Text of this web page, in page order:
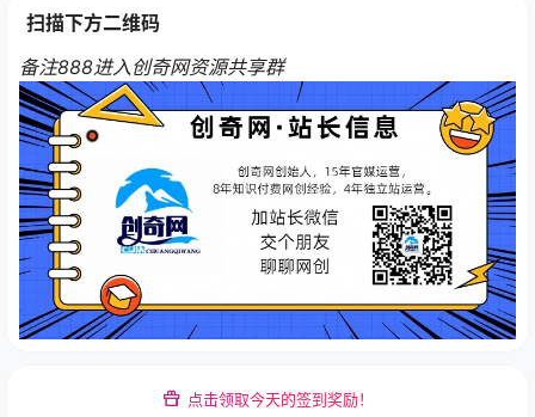
扫描下方二维码
备注888进入创奇网资源共享群
点击领取今天的签到奖励！